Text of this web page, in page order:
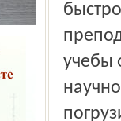
учебы